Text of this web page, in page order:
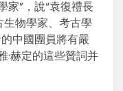
家”，說“袁復禮長
物學家、考古學
中國團員將有嚴
·赫定的這些贊詞并